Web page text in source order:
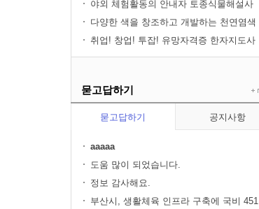
야외 체험활동의 안내자 토종식물해설사
자...
다양한 색을 창조하고 개발하는 천연염색
사 ...
취업! 창업! 투잡! 유망자격증 한자지도사
묻고답하기
묻고답하기 공지사항
aaaaa
도움 많이 되었습니다.
정보 감사해요.
부산시, 생활체육 인프라 구축에 국비 451